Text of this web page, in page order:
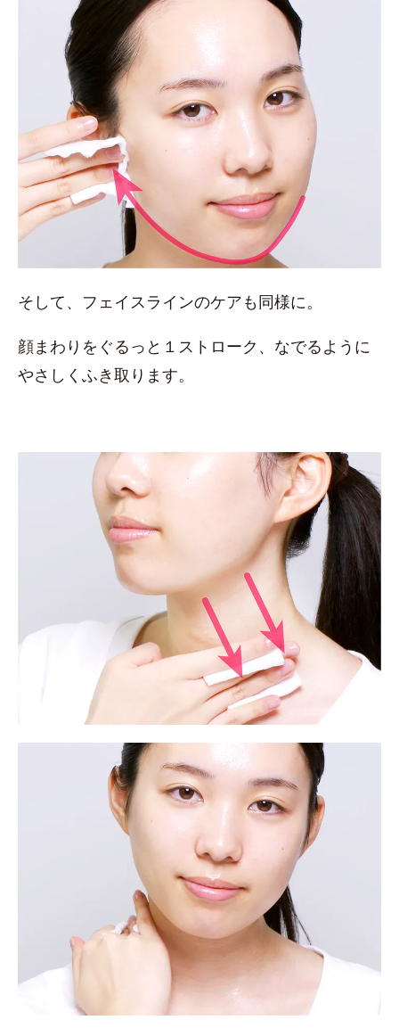
そして、フェイスラインのケアも同様に。
顔まわりをぐるっと１ストローク、なでるように
やさしくふき取ります。